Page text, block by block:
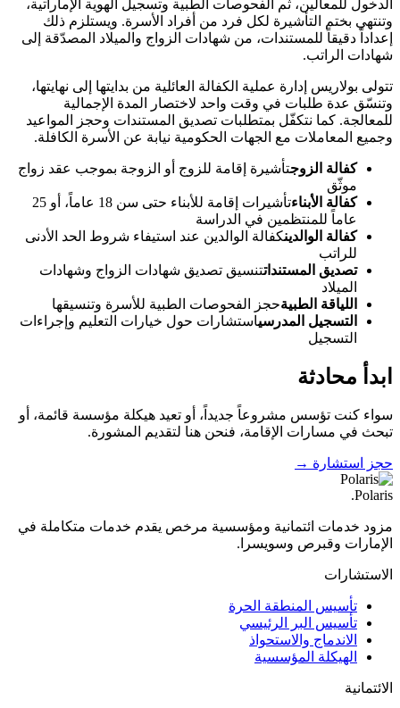
الدخول للمعالين، ثم الفحوصات الطبية وتسجيل الهوية الإماراتية،
وتنتهي بختم التأشيرة لكل فرد من أفراد الأسرة. ويستلزم ذلك
إعداداً دقيقاً للمستندات، من شهادات الزواج والميلاد المصدّقة إلى
شهادات الراتب.
تتولى بولاريس إدارة عملية الكفالة العائلية من بدايتها إلى نهايتها،
وتنسّق عدة طلبات في وقت واحد لاختصار المدة الإجمالية
للمعالجة. كما نتكفّل بمتطلبات تصديق المستندات وحجز المواعيد
وجميع المعاملات مع الجهات الحكومية نيابة عن الأسرة الكافلة.
كفالة الزوجتأشيرة إقامة للزوج أو الزوجة بموجب عقد زواج
موثّق
كفالة الأبناء
تأشيرات إقامة للأبناء حتى سن 18 عاماً، أو 25
عاماً للمنتظمين في الدراسة
كفالة الوالدينكفالة الوالدين عند استيفاء شروط الحد الأدنى
للراتب
تصديق المستنداتتنسيق تصديق شهادات الزواج وشهادات
الميلاد
اللياقة الطبيةحجز الفحوصات الطبية للأسرة وتنسيقها
التسجيل المدرسياستشارات حول خيارات التعليم وإجراءات
التسجيل
ابدأ محادثة
سواء كنت تؤسس مشروعاً جديداً، أو تعيد هيكلة مؤسسة قائمة، أو
تبحث في مسارات الإقامة، فنحن هنا لتقديم المشورة.
حجز استشارة →
Polaris
.
مزود خدمات ائتمانية ومؤسسية مرخص يقدم خدمات متكاملة في
الإمارات وقبرص وسويسرا.
الاستشارات
تأسيس المنطقة الحرة
تأسيس البر الرئيسي
الاندماج والاستحواذ
الهيكلة المؤسسية
الائتمانية